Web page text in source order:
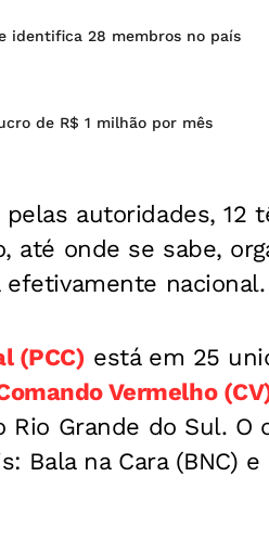
identifica 28 membros no país
de R$ 1 milhão por mês
autoridades, 12
até onde se sabe,
nacional.
(PCC) está em 25
Vermelho
Grande do Sul. O
Bala na Cara (BNC) e